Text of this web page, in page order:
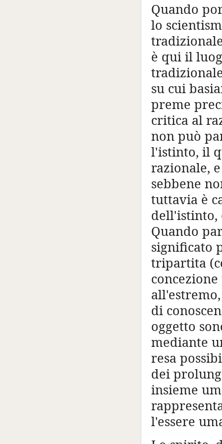
Quando
lo
è qui il
su cui
preme
critica al
non può
l'istinto, il
razionale,
sebbene
tuttavia è
dell'istinto,
Quando
significato
tripartita
di
oggetto
mediante
resa
dei
insieme
l'essere